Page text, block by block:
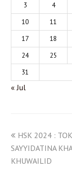
3
4
10
11
17
18
24
25
31
« Jul
HSK 2024 :
SAYYIDATINA
KHUWAILID